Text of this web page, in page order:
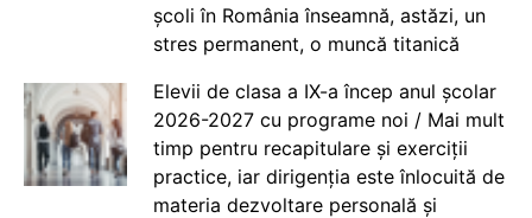
școli în România înseamnă, astăzi, un
stres permanent, o muncă titanică
Elevii de clasa a IX-a încep anul școlar
2026-2027 cu programe noi / Mai mult
timp pentru recapitulare și exerciții
practice, iar dirigenția este înlocuită de
materia dezvoltare personală și